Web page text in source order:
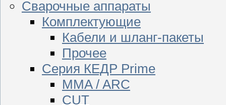
Сварочные аппараты
Комплектующие
Кабели и шланг-пакеты
Прочее
Серия КЕДР Prime
MMA / ARC
CUT